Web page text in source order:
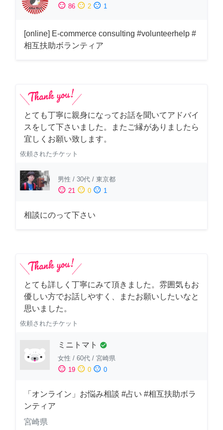
sentiment_satisfied 86 sentiment_neutral 2 sentiment_dissatisfied 1
[online] E-commerce consulting #volunteerhelp #
相互扶助ボランティア
とても丁寧に親身になってお話を聞いてアドバイ
スをして下さいました。またご縁がありましたら
宜しくお願い致します。
依頼されたチケット
男性 / 30代 / 東京都
sentiment_satisfied 21 sentiment_neutral 0 sentiment_dissatisfied 1
相談にのって下さい
とても詳しく丁寧にみて頂きました。雰囲気もお
優しい方でお話しやすく、またお願いしたいなと
思いました。
依頼されたチケット
ミニトマト check_circle
女性 / 60代 / 宮崎県
sentiment_satisfied 19 sentiment_neutral 0 sentiment_dissatisfied 0
「オンライン」お悩み相談 #占い #相互扶助ボラ
ンティア
宮崎県